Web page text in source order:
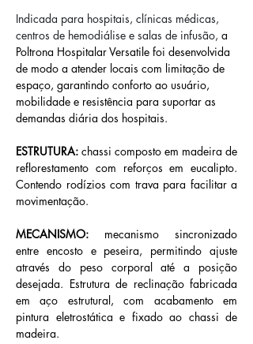
Indicada para hospitais, clínicas médicas,
centros de hemodiálise e salas de infusão, a
Poltrona Hospitalar Versatile foi desenvolvida
de modo a atender locais com limitação de
espaço, garantindo conforto ao usuário,
mobilidade e resistência para suportar as
demandas diária dos hospitais.
ESTRUTURA: chassi composto em madeira de
reflorestamento com reforços em eucalipto.
Contendo rodízios com trava para facilitar a
movimentação.
MECANISMO: mecanismo sincronizado
entre encosto e peseira, permitindo ajuste
através do peso corporal até a posição
desejada. Estrutura de reclinação fabricada
em aço estrutural, com acabamento em
pintura eletrostática e fixado ao chassi de
madeira.